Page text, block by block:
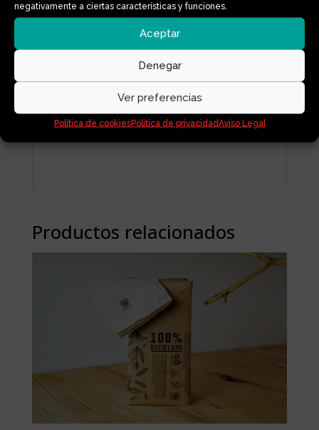
negativamente a ciertas características y funciones.
Aceptar
Denegar
Ver preferencias
Política de cookiesPolítica de privacidadAviso Legal
Lava como de costumbre.
Retira la ropa al terminar el ciclo y disfruta
del aroma.
Productos relacionados